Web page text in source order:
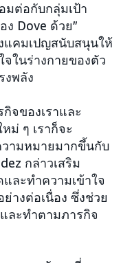
มต่อกับกลุ่มเป้า
Dove ด้วย”
แคมเปญสนับสนุนให้
ในร่างกายของตัว
งพลัง
กิจของเราและ
ม่ ๆ เราก็จะ
วามหมายมากขึ้นกับ
กล่าวเสริม
ละทำความเข้าใจ
างต่อเนื่อง ซึ่งช่วย
ละทำตามภารกิจ